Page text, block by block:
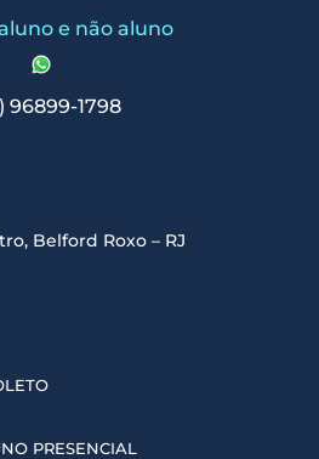
e não aluno
96899-1798
Belford Roxo – RJ
PRESENCIAL